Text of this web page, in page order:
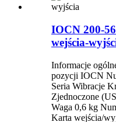
IOCN 200-
wejścia-
Informacje
pozycji IOCN
Seria Wibracje
Zjednoczone
Waga 0,6 kg
Karta wejścia/